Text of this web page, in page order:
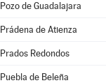
Pozo de Guadalajara
Prádena de Atienza
Prados Redondos
Puebla de Beleña